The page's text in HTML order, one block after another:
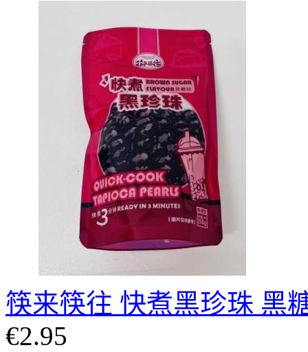
筷来筷往 快煮黑珍珠 黑
€2.95